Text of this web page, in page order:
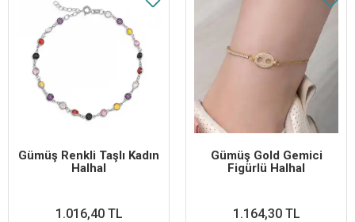
Gümüş Renkli Taşlı Kadın
Halhal
1.016,40 TL
Gümüş Gold Gemici
Figürlü Halhal
1.164,30 TL